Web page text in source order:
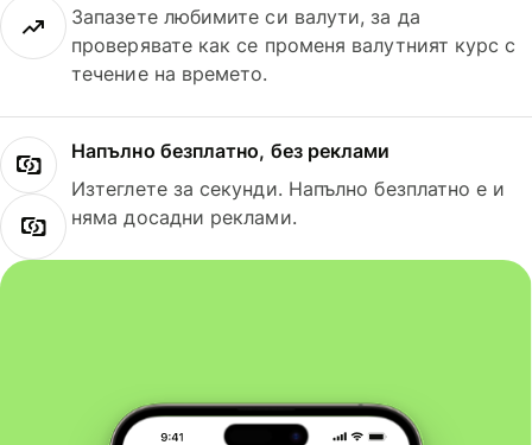
Запазете любимите си валути, за да
проверявате как се променя валутният курс с
течение на времето.
Напълно безплатно, без реклами
Изтеглете за секунди. Напълно безплатно е и
няма досадни реклами.